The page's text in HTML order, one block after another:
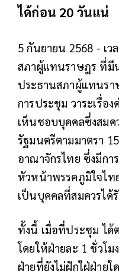
ได้ก่อน 20 วันแน่
5 กันยายน 2568 - เว
สภาผู้แทนราษฎร ที่มี
ประธานสภาผู้แทนร
การประชุม วาระเรื่อ
เห็นชอบบุคคลซึ่งสมค
รัฐมนตรีตามมาตรา
อาณาจักรไทย ซึ่งมีก
หัวหน้าพรรคภูมิใจไท
เป็นบุคคลที่สมควรได้
ทั้งนี้ เมื่อที่ประชุม ได้ต
โดยให้ฝ่ายละ 1 ชั่วโม
ฝ่ายที่ยังไม่ฝักใฝ่ฝ่าย